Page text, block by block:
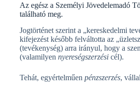
Az egész a Személyi Jövedelemadó
található meg.
Jogtörténet szerint a „kereskedelmi
kifejezést később felváltotta az
(tevékenység) arra irányul, hogy a
(valamilyen nyereségszerzési cél).
Tehát, egyértelműen pénzszerzés,